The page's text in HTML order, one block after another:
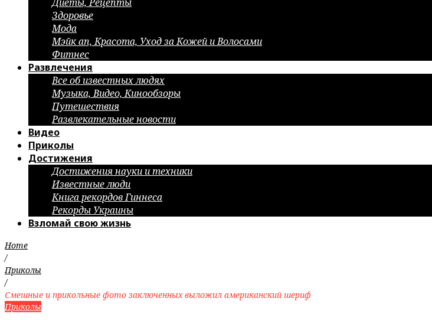
Здоровье
Мода
Мэйк ап, Красота, Уход за Кожей и Волосами
Фитнес
Развлечения
Все об известных людях
Музыка, Видео, Кинообзоры
Путешествия
Развлекательные новости
Видео
Приколы
Достижения
Достижения науки и техники
Известные люди
Книга рекордов Гиннеса
Рекорды Украины
Взломай свою жизнь
Home
/
Приколы
/
Смешные и прикольные фото заключенных выложил американский шериф
Приколы